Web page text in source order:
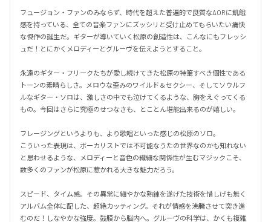
フュージョン・ファンのみならず、時代を超えた普遍的で良質なAORに飢餓
感を持っている、全ての音楽ファンにズッシリと受け止めてもらいたい痛快
な傑作の誕生だ。ギターが導いていく松原の創造性は、こんなにもフレッシ
ュだ！とにかくメロディーとグルーヴを伝えようとすること。
永遠のギター・フリークたちが愛し続けてきた松原の特筆すべき個性である
トーンの素晴らしさ。メロウな歪みのワイルド＆セクシー、そしてソウルフ
ルなギター・ソロは、激しさの中でも泣けてくるような、胸をえぐってくる
もの。今回はさらに究極のせつなさも、とことん堪能出来るのが嬉しい。
フレージングというよりも、より歌唱といった感じの松原のソロ。
こういった表現は、ボーカリストでは不可能なうたの世界なのかも知れない
と思わせるような、メロディーと音色の繊細な関係性が生むマジックこそ、
数多くのファンが松原に惹かれる大きな魅力だろう。
スピード、タイム感。その異常に細やかな熟練を遂げた技術を惜しげも無く
アルバム全体に配した、超絶カッティング。それが情感を沸騰させて突き進
むのだ！しなやかな強度。鼓膜から脳内へ。グルーヴの科学は、かくも複雑